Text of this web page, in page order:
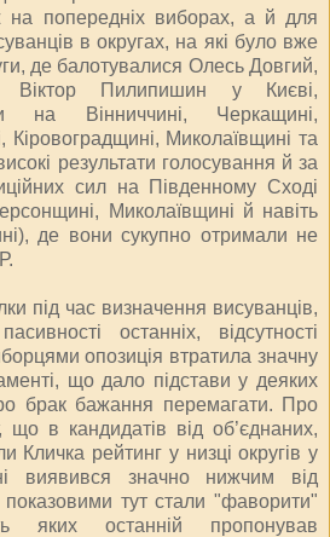
на попередніх виборах, а й для
в округах, на які було вже
де балотувалися Олесь Довгий,
Віктор Пилипишин у Києві,
на Вінниччині, Черкащині,
Миколаївщині та
результати голосування й за
сил на Південному Сході
Миколаївщині й навіть
де вони сукупно отримали не
під час визначення висуванців,
останніх, відсутності
опозиція втратила значну
що дало підстави у деяких
брак бажання перемагати. Про
що в кандидатів від об’єднаних,
Кличка рейтинг у низці округів у
виявився значно нижчим від
показовими тут стали "фаворити"
яких останній пропонував